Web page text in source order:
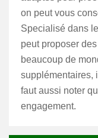
on peut vous
Specialisé dans
peut proposer
beaucoup de
supplémentaires,
faut aussi noter
engagement.